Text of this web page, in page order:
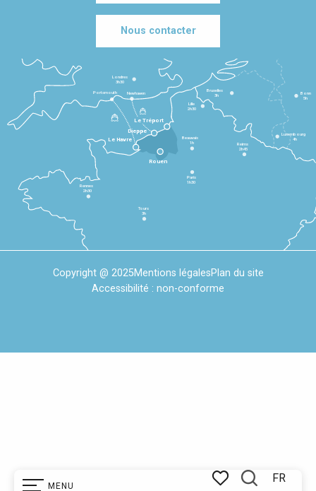
MENU
FR
Nous contacter
Le Havre
Dieppe
Le Tréport
Rennes
2h30
Tours
3h
Paris
1h30
Beauvais
1h
Reims
2h45
Lille
2h30
Bruxelles
3h
Londres
3h30
Newhaven
Portsmouth
Bonn
5h
Luxembourg
4h
Rouen
Copyright @ 2025Mentions légalesPlan du site
Accessibilité : non-conforme